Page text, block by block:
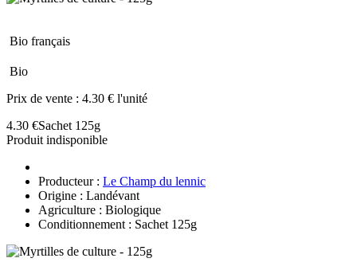
Bio français
Bio
Prix de vente : 4.30 € l'unité
4.30 €Sachet 125g
Produit indisponible
Producteur : Le Champ du lennic
Origine : Landévant
Agriculture : Biologique
Conditionnement : Sachet 125g